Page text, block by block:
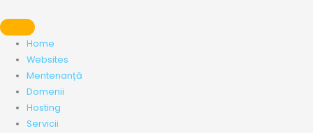
to
contentHome
Websites
Mentenanță
Domenii
Hosting
Servicii